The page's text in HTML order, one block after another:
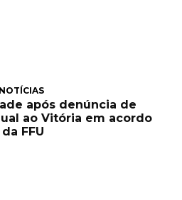
NOTÍCIAS
após denúncia de
ao Vitória em acordo
da FFU